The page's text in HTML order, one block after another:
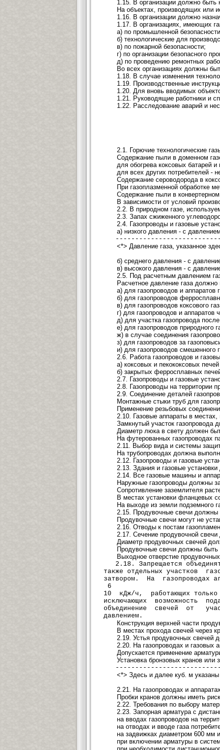
1.15. В организации должно быть
На объектах, производящих или
1.16. В организации должно
1.17. В организациях, имеющих
а) по промышленной
б) технологические для
в) по пожарной безопасности;
г) по организации безопасного
д) по проведению ремонтных
Во всех организациях должны
1.18. В случае изменения
1.19. Производственные
1.20. Для вновь вводимых
1.21. Руководящие работники и
1.22. Расследование аварий и
2.1. Горючие технологические
Содержание пыли в доменном
для обогрева коксовых батарей
для всех других потребителей -
Содержание сероводорода в
При газоплазменной обработке
Содержание пыли в
В зависимости от условий
2.2. В природном газе,
2.3. Запах сжиженного
2.4. Газопроводы и газовые
а) низкого давления - с
<*> Давление газа, указанное
б) среднего давления - с
в) высокого давления - с
2.5. Под расчетным давлением
Расчетное давление газа должно
а) для газопроводов и
б) для газопроводов
в) для газопроводов коксового
г) для газопроводов и аппаратов
д) для участка газопровода
е) для газопроводов природного
ж) в случае соединения
з) для газопроводов за
и) для газопроводов смешенного
2.6. Работа газопроводов и
а) коксовых и пекококсовых
б) закрытых ферросплавных
2.7. Газопроводы и газовые
2.8. Газопроводы на территории
2.9. Соединение деталей
Монтажные стыки труб для
Применение резьбовых
2.10. Газовые аппараты в
Замкнутый участок
Диаметр люка в свету должен
На футерованных газопроводах
2.11. Выбор вида и системы
На трубопроводах должна
2.12. Газопроводы и газовые
2.13. Здания и газовые
2.14. Все газовые машины и
Наружные газопроводы должны
Сопротивление заземлителя
В местах установки фланцевых
На выходе из земли подземного
2.15. Продувочные свечи должны
Продувочные свечи могут не
2.16. Отводы к постам
2.17. Сечение продувочной
Диаметр продувочных свечей
Продувочные свечи должны
Выходное отверстие
2.18. Запрещается
также отдельных участков
затвором. На газопроводах
6
10 кДж/ч, работающих
исключающих возможность
объединение свечей от
давлением.
Конструкция верхней части
В местах прохода свечей через
2.19. Устья продувочных свечей
2.20. На газопроводах и газовых
Допускается применение
Установка бронзовых кранов
<*> Здесь и далее куб. м
2.21. На газопроводах и
Пробки кранов должны иметь
2.22. Требования по выбору
2.23. Запорная арматура с
на вводах газопроводов на
на отводах и вводе газа
на задвижках диаметром 600 мм
при включении арматуры в